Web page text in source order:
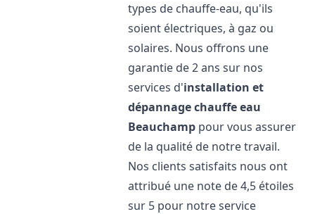
types de chauffe-eau, qu'ils
soient électriques, à gaz ou
solaires. Nous offrons une
garantie de 2 ans sur nos
services d'installation et
dépannage chauffe eau
Beauchamp pour vous assurer
de la qualité de notre travail.
Nos clients satisfaits nous ont
attribué une note de 4,5 étoiles
sur 5 pour notre service